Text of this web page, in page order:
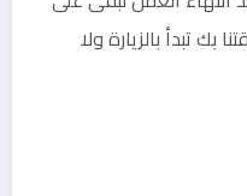
بك تبدأ بالزيارة ولا